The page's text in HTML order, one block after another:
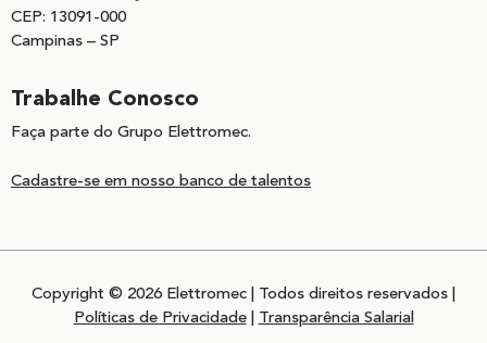
CEP: 13091-000
Campinas – SP
Trabalhe Conosco
Faça parte do Grupo Elettromec.
Cadastre-se em nosso banco de talentos
Copyright © 2026 Elettromec | Todos direitos reservados |
Políticas de Privacidade| Transparência Salarial